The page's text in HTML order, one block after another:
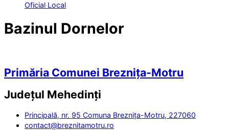
Oficial Local
Bazinul Dornelor
Primăria Comunei Breznița-Motru
Județul Mehedinți
Principală, nr. 95 Comuna Breznița-Motru, 227060
contact@breznitamotru.ro